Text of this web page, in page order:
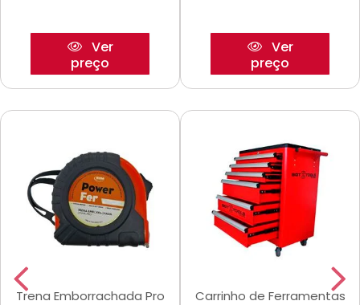
Ver
preço
Ver
preço
Trena Emborrachada Pro
Carrinho de Ferramentas